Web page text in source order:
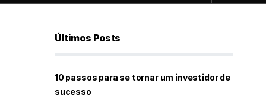
Últimos Posts
10 passos para se tornar um investidor de
sucesso